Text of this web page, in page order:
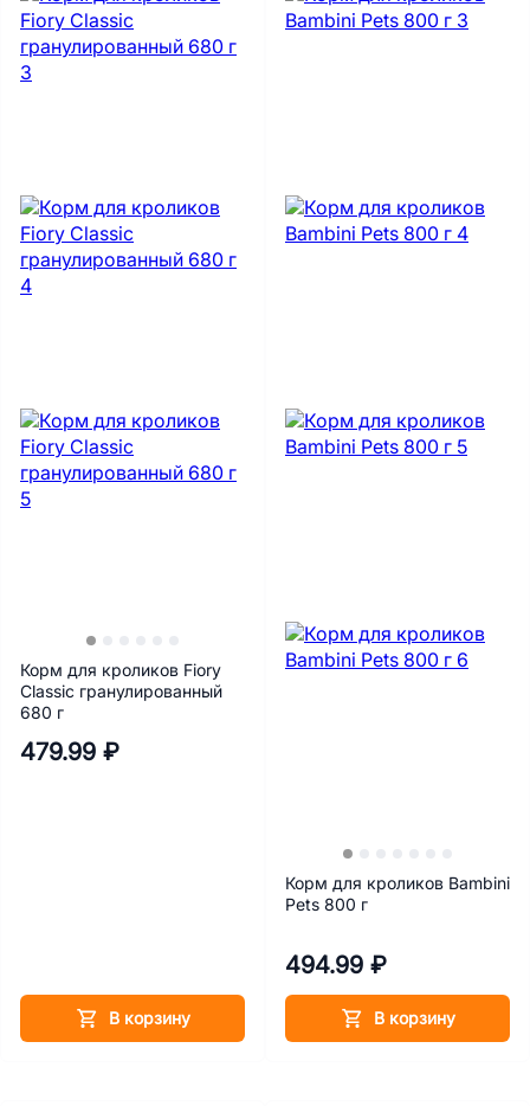
Корм для кроликов Fiory
Classic гранулированный
680 г
479.99 ₽
В корзину
Корм для кроликов Bambini
Pets 800 г
494.99 ₽
В корзину